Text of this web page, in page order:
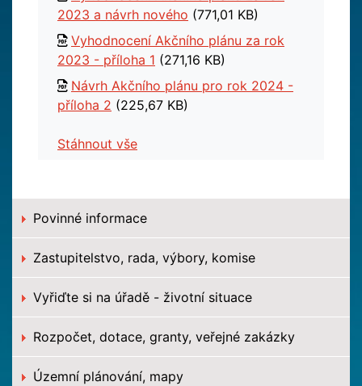
2023 a návrh nového (771,01 KB)
Vyhodnocení Akčního plánu za rok
2023 - příloha 1 (271,16 KB)
Návrh Akčního plánu pro rok 2024 -
příloha 2 (225,67 KB)
Stáhnout vše
Povinné informace
Zastupitelstvo, rada, výbory, komise
Vyřiďte si na úřadě - životní situace
Rozpočet, dotace, granty, veřejné zakázky
Územní plánování, mapy